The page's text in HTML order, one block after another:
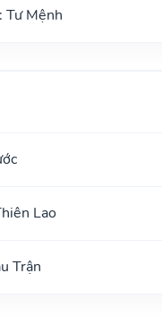
Tư Mệnh
Lao
Trận